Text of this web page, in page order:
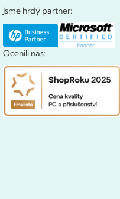
Jsme hrdý partner:
Ocenili nás: